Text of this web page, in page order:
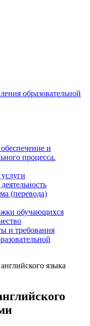
образовательной
и
процесса.
(перевода)
обучающихся
и требования
языка